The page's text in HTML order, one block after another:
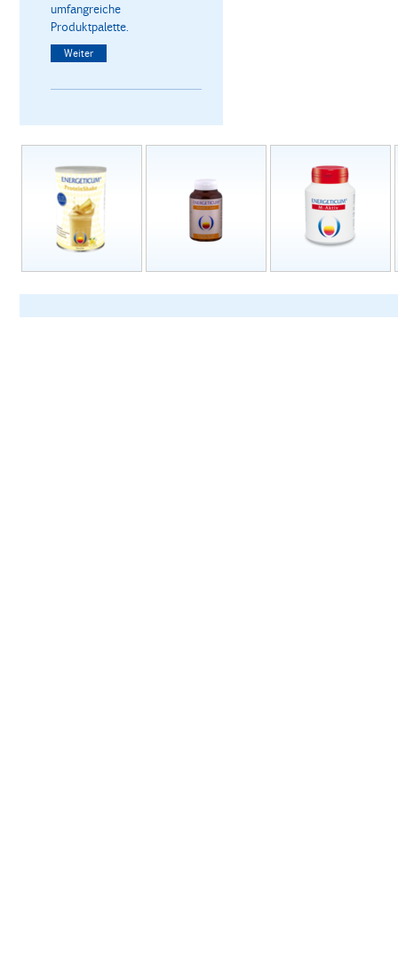
umfangreiche
Produktpalette.
Weiter